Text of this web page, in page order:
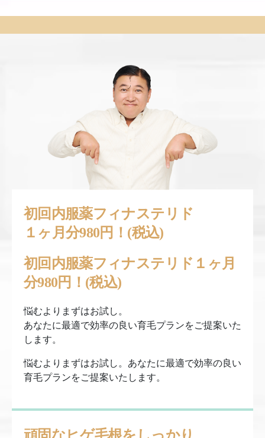
初回内服薬フィナステリド
１ヶ月分980円！(税込)
初回内服薬フィナステリド１ヶ月
分980円！(税込)
悩むよりまずはお試し。
あなたに最適で効率の良い育毛プランをご提案いた
します。
悩むよりまずはお試し。あなたに最適で効率の良い
育毛プランをご提案いたします。
頑固なヒゲ毛根をしっかり